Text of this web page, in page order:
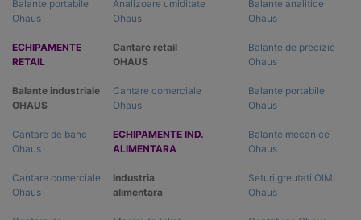
Balante portabile
Ohaus
ECHIPAMENTE
RETAIL
Balante industriale
OHAUS
Cantare de banc
Ohaus
Cantare comerciale
Ohaus
Balante analitice
Ohaus
Balante de precizie
Ohaus
Balante portabile
Ohaus
Balante mecanice
Ohaus
Seturi greutati OIML
Ohaus
Analizoare umiditate
Ohaus
Cantare retail
OHAUS
Cantare comerciale
Ohaus
ECHIPAMENTE IND.
ALIMENTARA
Industria
alimentara